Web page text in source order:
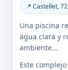
📍 Castellet,
Una piscina
agua clara y
ambiente...
Este